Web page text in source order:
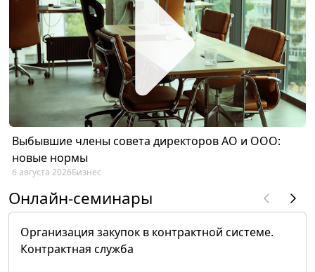
Выбывшие члены совета директоров АО и ООО:
новые нормы
6 августа 2026Бизнес
Онлайн-семинары
Организация закупок в контрактной системе.
Контрактная служба